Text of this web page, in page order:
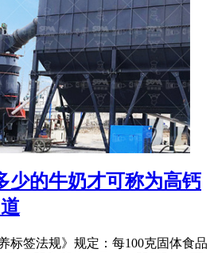
少的牛奶才可称为高钙
标签法规》规定：每100克固体食品